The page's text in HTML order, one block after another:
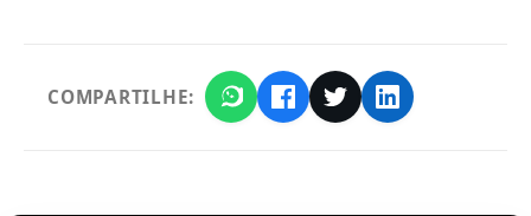
COMPARTILHE: